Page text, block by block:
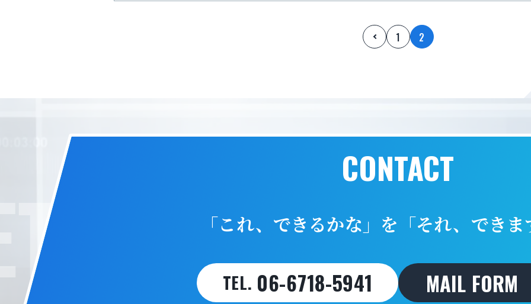
1 2
IN TOUCH
CONTACT
「これ、できるかな」を 「それ、でき
TEL. 06-6718-5941 MAIL FORM